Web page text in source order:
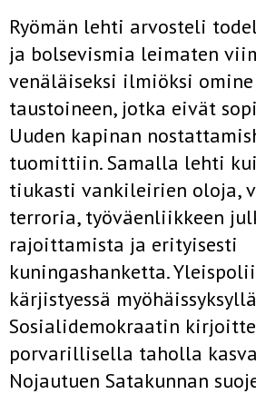
Ryömän lehti arvosteli
ja bolsevismia leimaten
venäläiseksi ilmiöksi
taustoi­neen, jotka eivät
Uuden kapinan
tuomittiin. Samalla lehti
tiukasti vankileirien oloja,
terroria, työväenliikkeen
rajoittamis­ta ja erityisesti
kuningashanketta.
kärjistyessä
Sosialidemokraatin
porvarillisella taholla
Nojautuen Satakunnan